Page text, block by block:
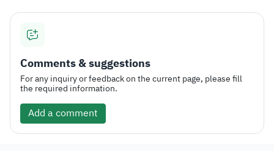
Comments & suggestions
For any inquiry or feedback on the current page, please fill
the required information.
Add a comment